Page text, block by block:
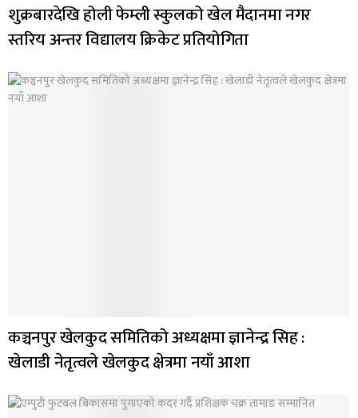
शुक्रबारदेखि होली फेम्ली स्कुलको खेल मैदानमा नगर
स्तरिय अन्तर विद्यालय क्रिकेट प्रतियोगिता
कञ्चनपुर खेलकुद समितिको अध्यक्षमा ज्ञानेन्द्र सिह :
खेलाडी नेतृत्वले खेलकुद क्षेत्रमा नयाँ आशा